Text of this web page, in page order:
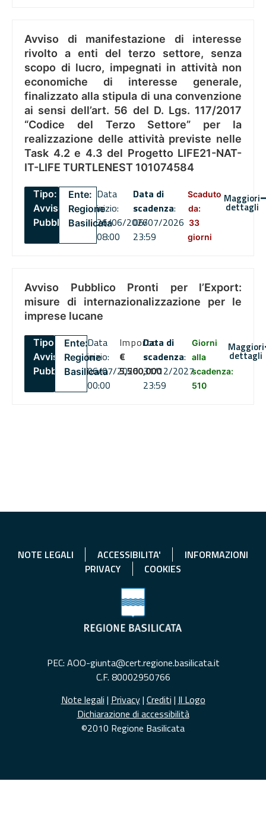
Avviso di manifestazione di interesse
rivolto a enti del terzo settore, senza
scopo di lucro, impegnati in attività non
economiche di interesse generale,
finalizzato alla stipula di una convenzione
ai sensi dell’art. 56 del D. Lgs. 117/2017
“Codice del Terzo Settore” per la
realizzazione delle attività previste nelle
Task 4.2 e 4.3 del Progetto LIFE21-NAT-
IT-LIFE TURTLENEST 101074584
Tipo:
Avviso
Pubblico
Ente:
Regione
Basilicata
Data
inizio:
26/06/2026
08:00
Data di
scadenza:
06/07/2026
23:59
Scaduto
da:
33
giorni
Maggiori
dettagli
Avviso Pubblico Pronti per l’Export:
misure di internazionalizzazione per le
imprese lucane
Tipo:
Avviso
Pubblico
Ente:
Regione
Basilicata
Data
inizio:
06/07/2026
00:00
Importo
€
5,500,000
Data di
scadenza:
31/12/2027
23:59
Giorni
alla
scadenza:
510
Maggiori
dettagli
NOTE LEGALI ACCESSIBILITA'
INFORMAZIONI
PRIVACY
COOKIES
PEC: AOO-giunta@cert.regione.basilicata.it
C.F. 80002950766
Note legali | Privacy| Crediti | Il Logo
Dichiarazione di accessibilità
©2010 Regione Basilicata